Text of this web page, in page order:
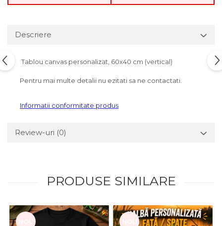
Descriere
Tablou canvas personalizat, 60x40 cm (vertical)
Pentru mai multe detalii nu ezitati sa ne contactati.
Informatii conformitate produs
Review-uri (0)
PRODUSE SIMILARE